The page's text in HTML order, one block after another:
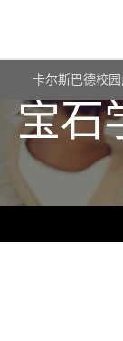
卡尔斯巴德校
宝石